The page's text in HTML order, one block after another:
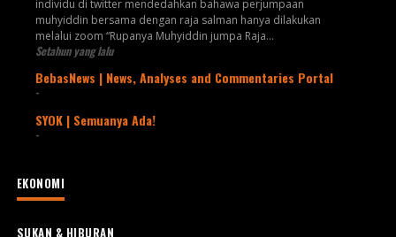
individu di twitter mendedahkan bahawa perjumpaan
muhyiddin bersama dengan raja salman hanya dilakukan
melalui zoom “Rupanya Muhyiddin jumpa Raja...
Setahun yang lalu
BebasNews | News, Analyses and Commentaries Portal
-
SYOK | Semuanya Ada!
-
EKONOMI
SUKAN & HIBURAN